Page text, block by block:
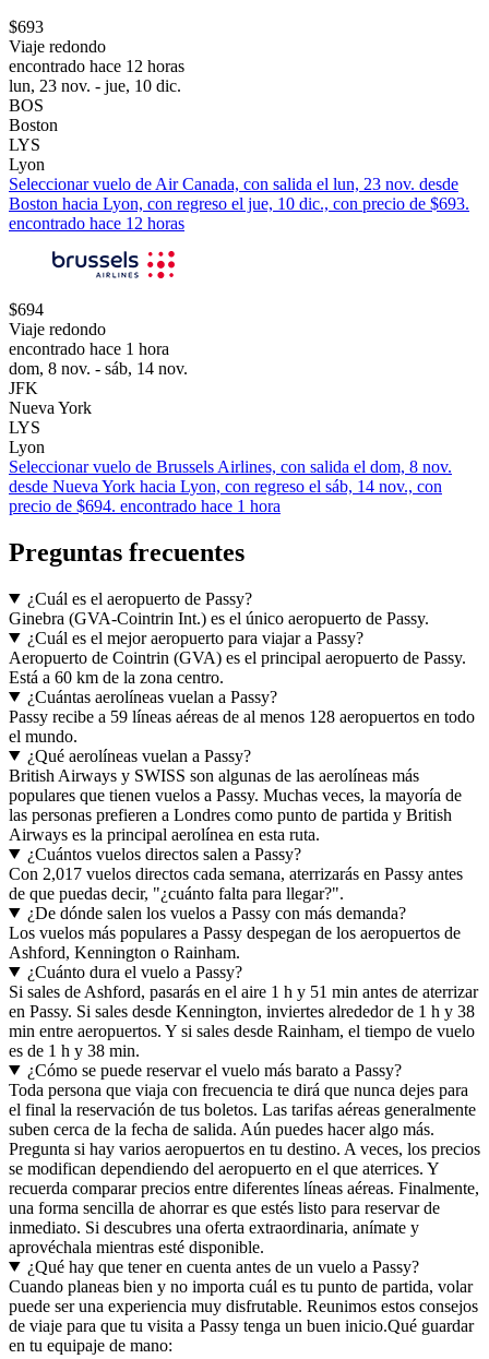
$693
Viaje redondo
encontrado hace 12 horas
lun, 23 nov. - jue, 10 dic.
BOS
Boston
LYS
Lyon
Seleccionar vuelo de Air Canada, con salida el lun, 23 nov. desde
Boston hacia Lyon, con regreso el jue, 10 dic., con precio de $693.
encontrado hace 12 horas
$694
Viaje redondo
encontrado hace 1 hora
dom, 8 nov. - sáb, 14 nov.
JFK
Nueva York
LYS
Lyon
Seleccionar vuelo de Brussels Airlines, con salida el dom, 8 nov.
desde Nueva York hacia Lyon, con regreso el sáb, 14 nov., con
precio de $694. encontrado hace 1 hora
Preguntas frecuentes
¿Cuál es el aeropuerto de Passy?
Ginebra (GVA-Cointrin Int.) es el único aeropuerto de Passy.
¿Cuál es el mejor aeropuerto para viajar a Passy?
Aeropuerto de Cointrin (GVA) es el principal aeropuerto de Passy.
Está a 60 km de la zona centro.
¿Cuántas aerolíneas vuelan a Passy?
Passy recibe a 59 líneas aéreas de al menos 128 aeropuertos en todo
el mundo.
¿Qué aerolíneas vuelan a Passy?
British Airways y SWISS son algunas de las aerolíneas más
populares que tienen vuelos a Passy. Muchas veces, la mayoría de
las personas prefieren a Londres como punto de partida y British
Airways es la principal aerolínea en esta ruta.
¿Cuántos vuelos directos salen a Passy?
Con 2,017 vuelos directos cada semana, aterrizarás en Passy antes
de que puedas decir, "¿cuánto falta para llegar?".
¿De dónde salen los vuelos a Passy con más demanda?
Los vuelos más populares a Passy despegan de los aeropuertos de
Ashford, Kennington o Rainham.
¿Cuánto dura el vuelo a Passy?
Si sales de Ashford, pasarás en el aire 1 h y 51 min antes de aterrizar
en Passy. Si sales desde Kennington, inviertes alrededor de 1 h y 38
min entre aeropuertos. Y si sales desde Rainham, el tiempo de vuelo
es de 1 h y 38 min.
¿Cómo se puede reservar el vuelo más barato a Passy?
Toda persona que viaja con frecuencia te dirá que nunca dejes para
el final la reservación de tus boletos. Las tarifas aéreas generalmente
suben cerca de la fecha de salida. Aún puedes hacer algo más.
Pregunta si hay varios aeropuertos en tu destino. A veces, los precios
se modifican dependiendo del aeropuerto en el que aterrices. Y
recuerda comparar precios entre diferentes líneas aéreas. Finalmente,
una forma sencilla de ahorrar es que estés listo para reservar de
inmediato. Si descubres una oferta extraordinaria, anímate y
aprovéchala mientras esté disponible.
¿Qué hay que tener en cuenta antes de un vuelo a Passy?
Cuando planeas bien y no importa cuál es tu punto de partida, volar
puede ser una experiencia muy disfrutable. Reunimos estos consejos
de viaje para que tu visita a Passy tenga un buen inicio.Qué guardar
en tu equipaje de mano: